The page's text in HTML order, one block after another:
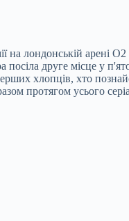
на лондонській арені
друге місце у
хлопців, хто
протягом усього